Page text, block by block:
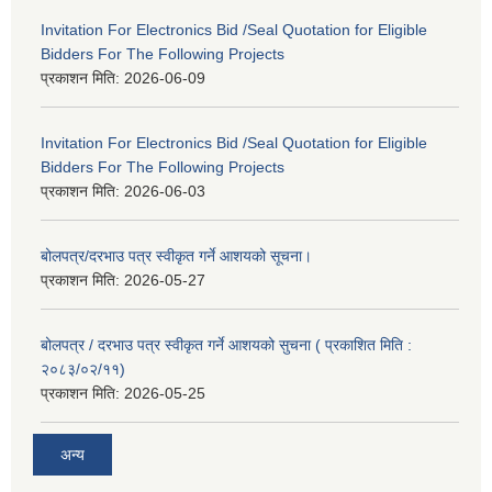
Invitation For Electronics Bid /Seal Quotation for Eligible
Bidders For The Following Projects
प्रकाशन मिति: 2026-06-09
Invitation For Electronics Bid /Seal Quotation for Eligible
Bidders For The Following Projects
प्रकाशन मिति: 2026-06-03
बोलपत्र/दरभाउ पत्र स्वीकृत गर्ने आशयको सूचना।
प्रकाशन मिति: 2026-05-27
बोलपत्र / दरभाउ पत्र स्वीकृत गर्ने आशयको सुचना ( प्रकाशित मिति :
२०८३/०२/११)
प्रकाशन मिति: 2026-05-25
अन्य